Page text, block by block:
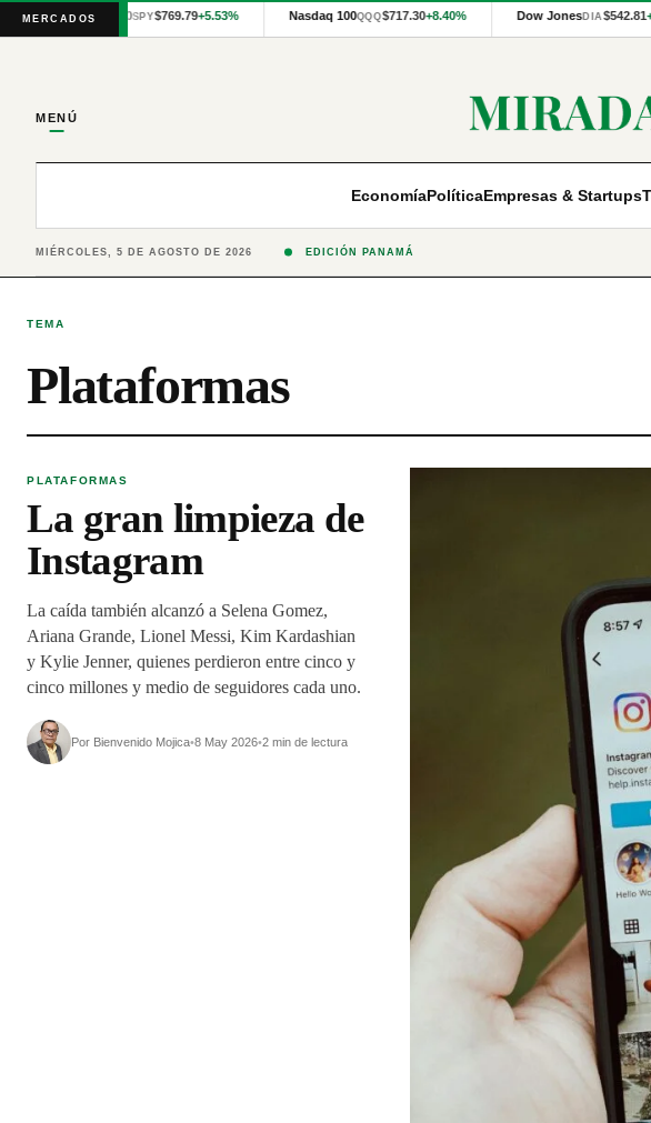
MERCADOSS&P 500 SPY$769.79+5.53% Nasdaq 100QQQ$717.30+8.40% Dow JonesDIA$542.81
Cotizaciones
Modeling
Latinex
MENÚ
EconomíaPolíticaEmpresas & Startups
MIÉRCOLES, 5 DE AGOSTO DE 2026 EDICIÓN PANAMÁ
TEMA
Plataformas
PLATAFORMAS
La gran limpieza de
Instagram
La caída también alcanzó a Selena Gomez,
Ariana Grande, Lionel Messi, Kim Kardashian
y Kylie Jenner, quienes perdieron entre cinco y
cinco millones y medio de seguidores cada uno.
Por Bienvenido Mojica•8 May 2026•2 min de lectura